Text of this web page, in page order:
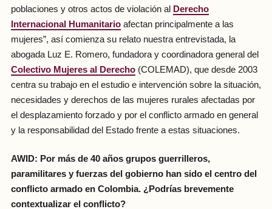
poblaciones y otros actos de violación al
Derecho
Internacional Humanitarioafectan principalmente a las
mujeres”, así comienza su relato nuestra entrevistada, la
abogada Luz E. Romero, fundadora y coordinadora general del
Colectivo Mujeres al Derecho(COLEMAD), que desde 2003
centra su trabajo en el estudio e intervención sobre la situación,
necesidades y derechos de las mujeres rurales afectadas por
el desplazamiento forzado y por el conflicto armado en general
y la responsabilidad del Estado frente a estas situaciones.
AWID: Por más de 40 años grupos guerrilleros,
paramilitares y fuerzas del gobierno han sido el centro del
conflicto armado en Colombia. ¿Podrías brevemente
contextualizar el conflicto?